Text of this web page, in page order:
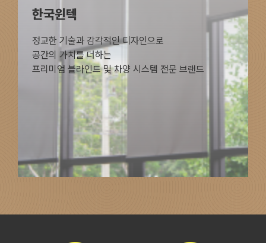
한국윈텍
정교한 기술과 감각적인 디자인으로
공간의 가치를 더하는
프리미엄 블라인드 및 차양 시스템 전문 브랜드